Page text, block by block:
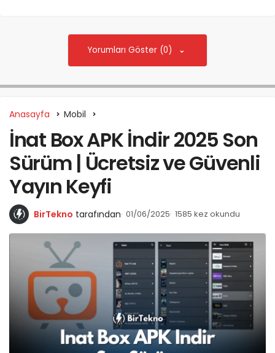
Yorumları Göster (0)
Anasayfa Mobil
İnat Box APK İndir 2025 Son
Sürüm | Ücretsiz ve Güvenli
Yayın Keyfi
BirTekno tarafından 01/06/2025 1585 kez okundu